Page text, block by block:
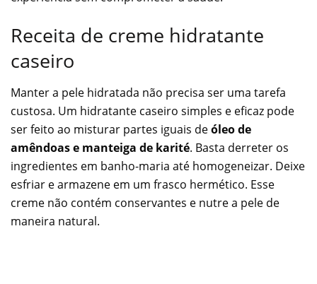
Receita de creme hidratante
caseiro
Manter a pele hidratada não precisa ser uma tarefa
custosa. Um hidratante caseiro simples e eficaz pode
ser feito ao misturar partes iguais deóleo de
amêndoas e manteiga de karité. Basta derreter os
ingredientes em banho-maria até homogeneizar. Deixe
esfriar e armazene em um frasco hermético. Esse
creme não contém conservantes e nutre a pele de
maneira natural.